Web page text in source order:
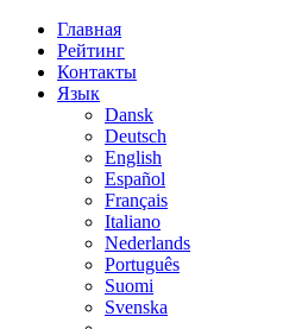
Главная
Рейтинг
Контакты
Язык
Dansk
Deutsch
English
Español
Français
Italiano
Nederlands
Português
Suomi
Svenska